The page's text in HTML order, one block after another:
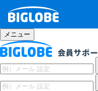
メニュー